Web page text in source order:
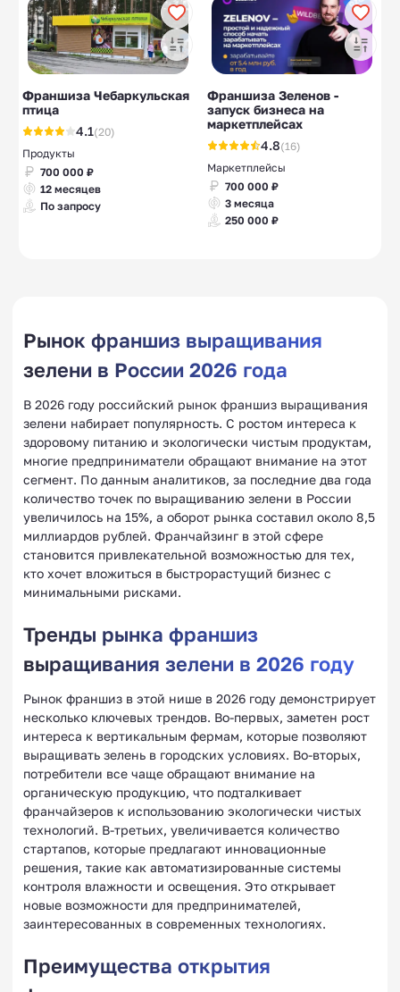
Франшиза Чебаркульская
птица
4.1(20)
Продукты
700 000 ₽
12 месяцев
По запросу
Франшиза Зеленов -
запуск бизнеса на
маркетплейсах
4.8(16)
Маркетплейсы
700 000 ₽
3 месяца
250 000 ₽
Рынок франшиз выращивания
зелени в России 2026 года
В 2026 году российский рынок франшиз выращивания
зелени набирает популярность. С ростом интереса к
здоровому питанию и экологически чистым продуктам,
многие предприниматели обращают внимание на этот
сегмент. По данным аналитиков, за последние два года
количество точек по выращиванию зелени в России
увеличилось на 15%, а оборот рынка составил около 8,5
миллиардов рублей. Франчайзинг в этой сфере
становится привлекательной возможностью для тех,
кто хочет вложиться в быстрорастущий бизнес с
минимальными рисками.
Тренды рынка франшиз
выращивания зелени в 2026 году
Рынок франшиз в этой нише в 2026 году демонстрирует
несколько ключевых трендов. Во-первых, заметен рост
интереса к вертикальным фермам, которые позволяют
выращивать зелень в городских условиях. Во-вторых,
потребители все чаще обращают внимание на
органическую продукцию, что подталкивает
франчайзеров к использованию экологически чистых
технологий. В-третьих, увеличивается количество
стартапов, которые предлагают инновационные
решения, такие как автоматизированные системы
контроля влажности и освещения. Это открывает
новые возможности для предпринимателей,
заинтересованных в современных технологиях.
Преимущества открытия